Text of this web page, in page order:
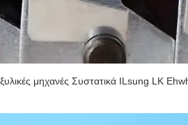
μηχανές Συστατικά ILsung LK